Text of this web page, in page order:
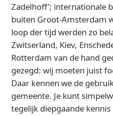
Zadelhoff’; internationale
buiten Groot-Amsterdam
loop der tijd werden zo
Zwitserland, Kiev,
Rotterdam van de hand
gezegd: wij moeten juist
Daar kennen we de
gemeente. Je kunt
tegelijk diepgaande kennis